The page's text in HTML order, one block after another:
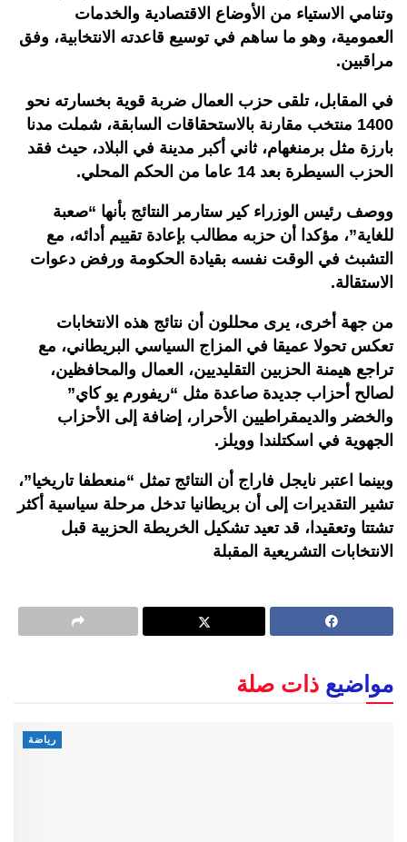
وتنامي الاستياء من الأوضاع الاقتصادية والخدمات
العمومية، وهو ما ساهم في توسيع قاعدته الانتخابية، وفق
مراقبين.
في المقابل، تلقى حزب العمال ضربة قوية بخسارته نحو
1400 منتخب مقارنة بالاستحقاقات السابقة، شملت مدنا
بارزة مثل برمنغهام، ثاني أكبر مدينة في البلاد، حيث فقد
الحزب السيطرة بعد 14 عاما من الحكم المحلي.
ووصف رئيس الوزراء كير ستارمر النتائج بأنها “صعبة
للغاية”، مؤكدا أن حزبه مطالب بإعادة تقييم أدائه، مع
التشبث في الوقت نفسه بقيادة الحكومة ورفض دعوات
الاستقالة.
من جهة أخرى، يرى محللون أن نتائج هذه الانتخابات
تعكس تحولا عميقا في المزاج السياسي البريطاني، مع
تراجع هيمنة الحزبين التقليديين، العمال والمحافظين،
لصالح أحزاب جديدة صاعدة مثل “ريفورم يو كاي”
والخضر والديمقراطيين الأحرار، إضافة إلى الأحزاب
الجهوية في اسكتلندا وويلز.
وبينما اعتبر نايجل فاراج أن النتائج تمثل “منعطفا تاريخيا”،
تشير التقديرات إلى أن بريطانيا تدخل مرحلة سياسية أكثر
تشتتا وتعقيدا، قد تعيد تشكيل الخريطة الحزبية قبل
الانتخابات التشريعية المقبلة
مواضيع ذات صلة
رياضة